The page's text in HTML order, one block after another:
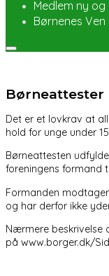
Medlem ny og
Børnenes Ven
Menu
Børneattester
Det er et lovkrav at
hold for unge under
Børneattesten
foreningens formand
Formanden
og har derfor ikke
Nærmere beskrivelse
på www.borger.dk/